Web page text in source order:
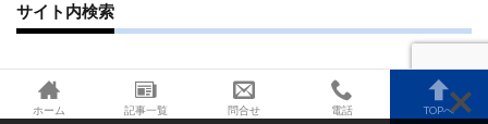
サイト内検索
ホーム 記事一覧 問合せ 電話 TOPへ